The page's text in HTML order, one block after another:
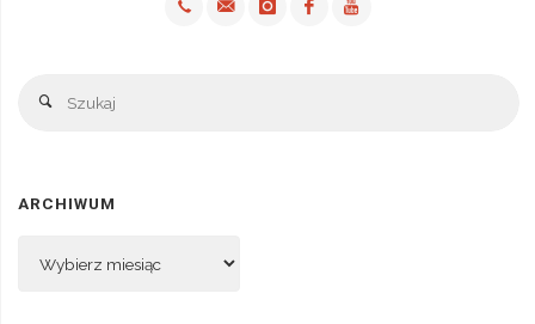
Szukaj
ARCHIWUM